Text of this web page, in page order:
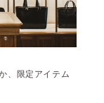
、限定アイテム